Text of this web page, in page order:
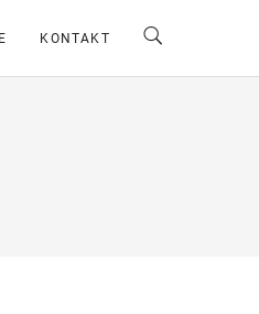
KONTAKT